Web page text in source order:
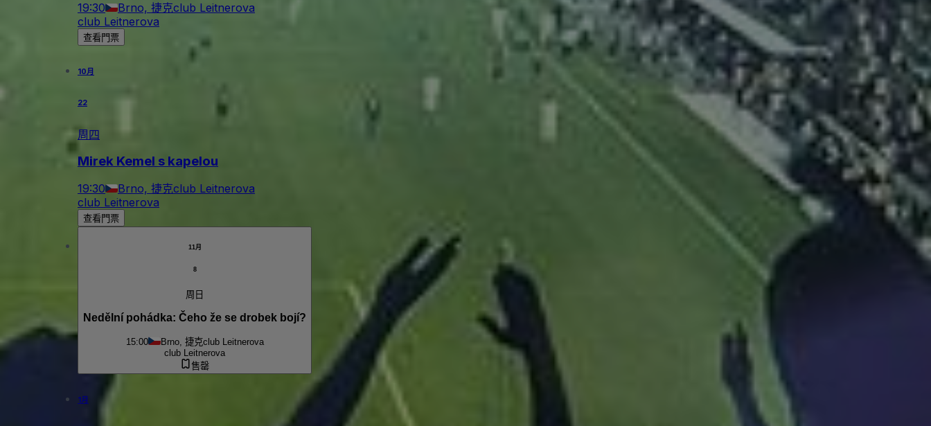
19:30 Brno, 捷克club Leitnerova
club Leitnerova
查看門票
10月
22
周四
Mirek Kemel s kapelou
19:30 Brno, 捷克club Leitnerova
club Leitnerova
查看門票
11月
8
周日
Nedělní pohádka: Čeho že se drobek bojí?
15:00 Brno, 捷克club Leitnerova
club Leitnerova
售罄
1月